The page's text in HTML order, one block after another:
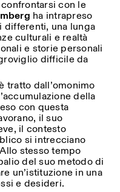
per ricevere
Studios
Venerdì: 14:30-
14:30-20:00
su prenotazione
inglese)
10€ per persona
prenotazioni:
non consentito
animali
Archeologia
Arte
Book launch
con le
ha intrapreso
differenti, una lunga
culturali e realtà
e storie personali
difficile da
tratto dall’omonimo
della
con questa
il suo
il contesto
si intrecciano
stesso tempo
del suo metodo di
un’istituzione in una
e desideri.